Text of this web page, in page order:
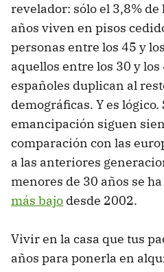
revelador: sólo el 3,8% de
años viven en pisos
personas entre los 45 y
aquellos entre los 30 y
españoles duplican al
demográficas. Y es lógico.
emancipación siguen
comparación con las
a las anteriores
menores de 30 años se
más bajo desde 2002.
Vivir en la casa que tus
años para ponerla en